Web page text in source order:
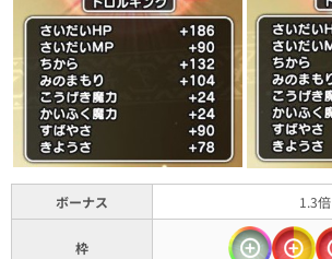
ボーナス 1.3倍
枠